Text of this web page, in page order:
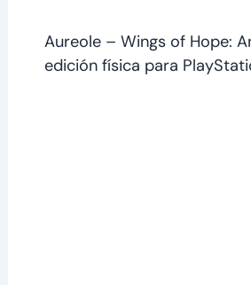
Aureole – Wings of Hope:
edición física para